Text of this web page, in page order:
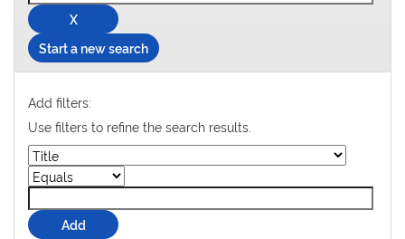
Start a new search
Add filters:
Use filters to refine the search results.